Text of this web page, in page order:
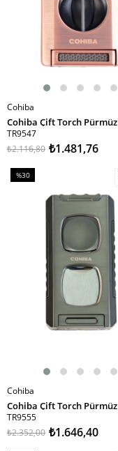
SEPETE EKLE
Cohiba
TR9547
₺1.481,76
₺2.116,80
SEPETE EKLE
%30
%30İndirim
Cohiba
TR9555
₺1.646,40
₺2.352,00